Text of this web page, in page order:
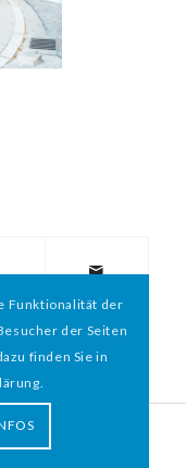
BY WEBIGAMI
Funktionalität der
der Seiten
finden Sie in